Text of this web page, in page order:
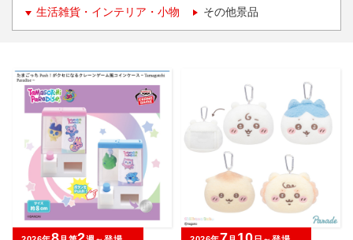
生活雑貨・インテリア・小物 その他景品